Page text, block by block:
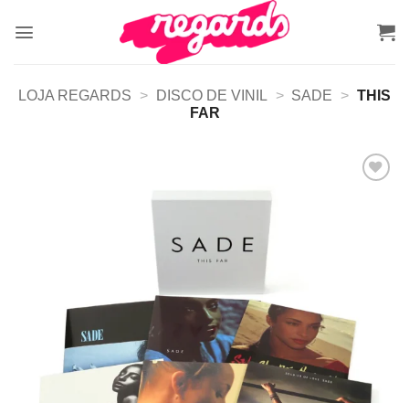
LOJA REGARDS > DISCO DE VINIL > SADE > THIS
FAR